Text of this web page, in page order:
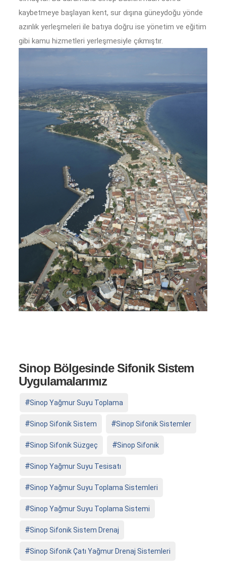
kaybetmeye başlayan kent, sur dışına güneydoğu yönde
azınlık yerleşmeleri ile batıya doğru ise yönetim ve eğitim
gibi kamu hizmetleri yerleşmesiyle çıkmıştır.
Sinop Bölgesinde Sifonik Sistem
Uygulamalarımız
Sinop Yağmur Suyu Toplama
Sinop Sifonik Sistem Sinop Sifonik Sistemler
Sinop Sifonik Süzgeç Sinop Sifonik
Sinop Yağmur Suyu Tesisatı
Sinop Yağmur Suyu Toplama Sistemleri
Sinop Yağmur Suyu Toplama Sistemi
Sinop Sifonik Sistem Drenaj
Sinop Sifonik Çatı Yağmur Drenaj Sistemleri